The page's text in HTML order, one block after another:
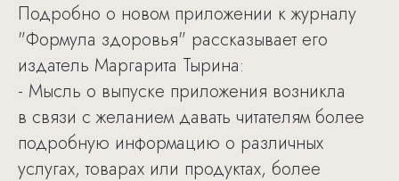
Подробно о новом приложении к журналу
"Формула здоровья" рассказывает его
издатель Маргарита Тырина:
- Мысль о выпуске приложения возникла
в связи с желанием давать читателям более
подробную информацию о различных
услугах, товарах или продуктах, более